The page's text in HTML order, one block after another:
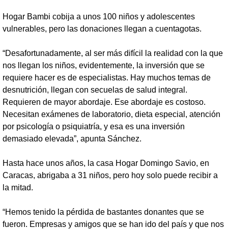
Hogar Bambi cobija a unos 100 niños y adolescentes
vulnerables, pero las donaciones llegan a cuentagotas.
“Desafortunadamente, al ser más difícil la realidad con la que
nos llegan los niños, evidentemente, la inversión que se
requiere hacer es de especialistas. Hay muchos temas de
desnutrición, llegan con secuelas de salud integral.
Requieren de mayor abordaje. Ese abordaje es costoso.
Necesitan exámenes de laboratorio, dieta especial, atención
por psicología o psiquiatría, y esa es una inversión
demasiado elevada”, apunta Sánchez.
Hasta hace unos años, la casa Hogar Domingo Savio, en
Caracas, abrigaba a 31 niños, pero hoy solo puede recibir a
la mitad.
“Hemos tenido la pérdida de bastantes donantes que se
fueron. Empresas y amigos que se han ido del país y que nos